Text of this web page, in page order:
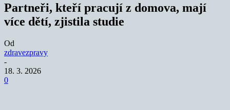
Partneři, kteří pracují z domova, mají
více dětí, zjistila studie
Od
zdravezpravy
-
18. 3. 2026
0